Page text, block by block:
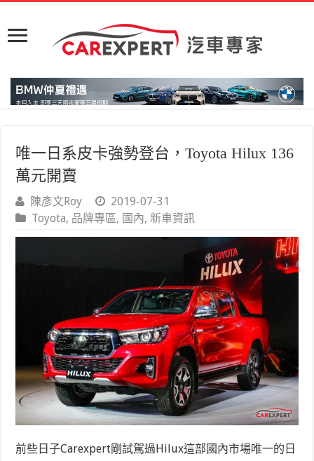
唯一日系皮卡強勢登台，Toyota Hilux 136
萬元開賣
陳彥文Roy
2019-07-31
Toyota, 品牌專區, 國內,新車資訊
前些日子Carexpert剛試駕過Hilux這部國內市場唯一的日